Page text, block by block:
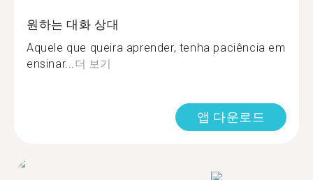
원하는 대화 상대
Aquele que queira aprender, tenha paciência em
ensinar...더 보기
앱 다운로드